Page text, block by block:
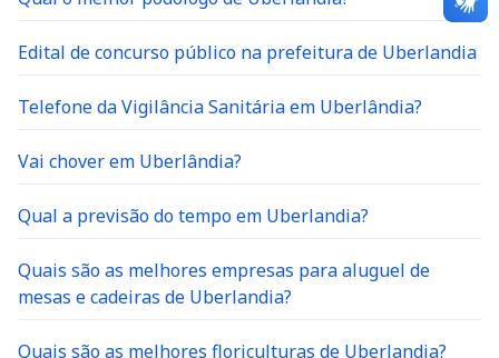
Edital de concurso público na prefeitura de Uberlandia
Telefone da Vigilância Sanitária em Uberlândia?
Vai chover em Uberlândia?
Qual a previsão do tempo em Uberlandia?
Quais são as melhores empresas para aluguel de
mesas e cadeiras de Uberlandia?
Quais são as melhores floriculturas de Uberlandia?